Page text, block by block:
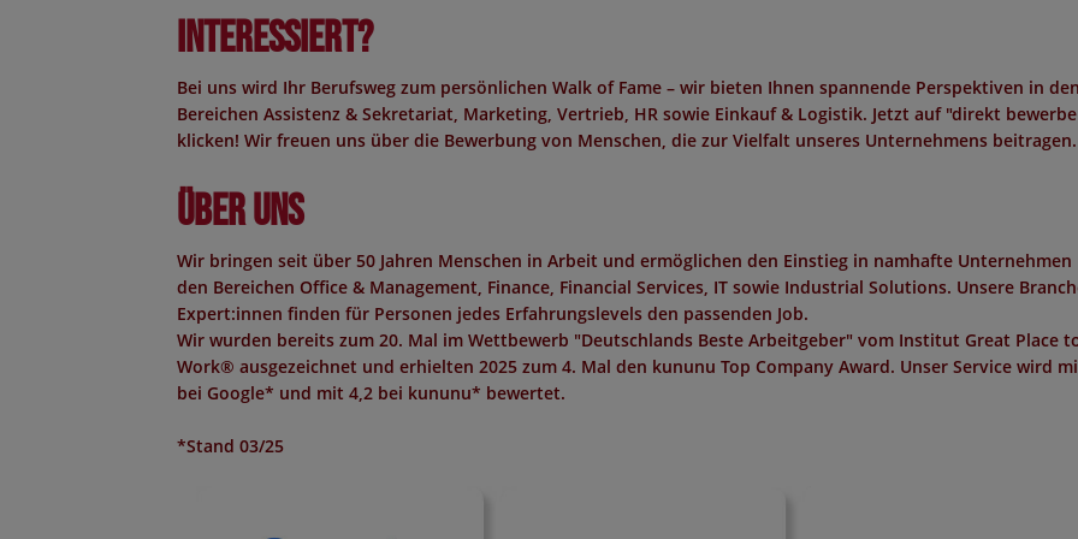
Interessiert?
Bei uns wird Ihr Berufsweg zum persönlichen Walk of Fame – wir bieten Ihnen spannende Perspektiven in
Bereichen Assistenz & Sekretariat, Marketing, Vertrieb, HR sowie Einkauf & Logistik. Jetzt auf "direkt
klicken! Wir freuen uns über die Bewerbung von Menschen, die zur Vielfalt unseres Unternehmens beitragen.
Über uns
Wir bringen seit über 50 Jahren Menschen in Arbeit und ermöglichen den Einstieg in namhafte Unternehmen
den Bereichen Office & Management, Finance, Financial Services, IT sowie Industrial Solutions. Unsere
Expert:innen finden für Personen jedes Erfahrungslevels den passenden Job.
Wir wurden bereits zum 20. Mal im Wettbewerb "Deutschlands Beste Arbeitgeber" vom Institut Great Place
Work® ausgezeichnet und erhielten 2025 zum 4. Mal den kununu Top Company Award. Unser Service wird
bei Google* und mit 4,2 bei kununu* bewertet.
*Stand 03/25